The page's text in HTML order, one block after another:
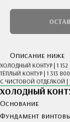
Описание ниже
ХОЛОДНЫЙ КОНТУР | 1 152
ТЁПЛЫЙ КОНТУР | 1 313
С ЧИСТОВОЙ ОТДЕЛКОЙ |
ХОЛОДНЫЙ
Основание
Фундамент